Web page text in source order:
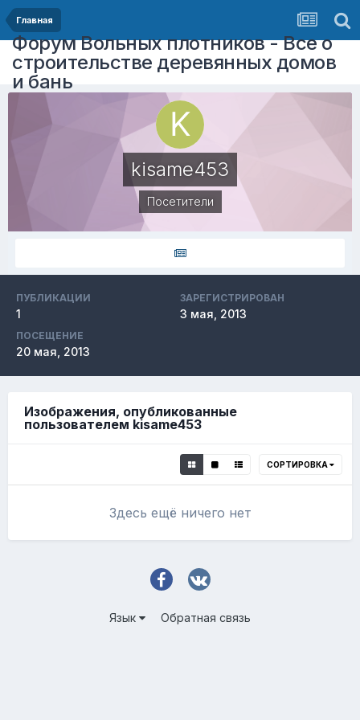
Главная
Форум Вольных плотников - Все о
строительстве деревянных домов
и бань
kisame453
Посетители
ПУБЛИКАЦИИ
1
ЗАРЕГИСТРИРОВАН
3 мая, 2013
ПОСЕЩЕНИЕ
20 мая, 2013
Изображения, опубликованные
пользователем kisame453
СОРТИРОВКА
Здесь ещё ничего нет
Язык Обратная связь